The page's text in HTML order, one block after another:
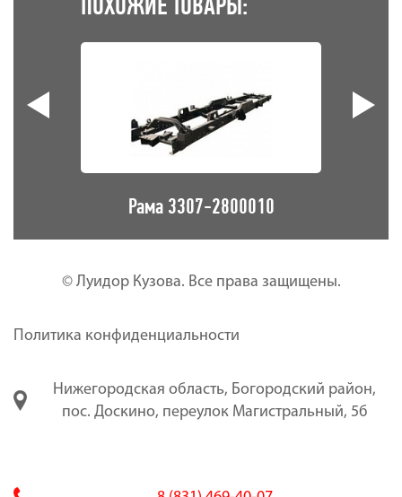
Рама 3307-2800010
© Луидор Кузова. Все права защищены.
Политика конфиденциальности
Нижегородская область, Богородский район,
пос. Доскино, переулок Магистральный, 5б